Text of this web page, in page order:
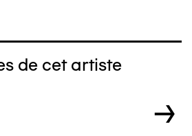
de cet artiste
→